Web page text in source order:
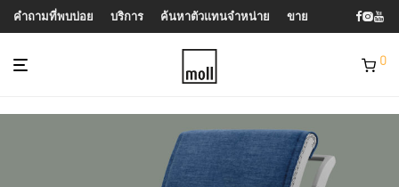
คำถามที่พบบ่อย บริการ ค้นหาตัวแทนจำหน่าย ขาย
0